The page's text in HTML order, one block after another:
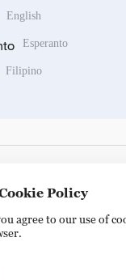
English
Esperanto
Filipino
备20000184号
Policy
agree to our use of